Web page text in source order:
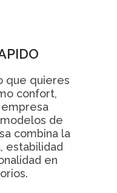
que quieres
confort,
de
combina la
estabilidad
en